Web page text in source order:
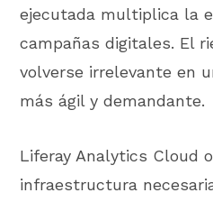
ejecutada multiplica la
campañas digitales. El
volverse irrelevante en
más ágil y demandante.
Liferay Analytics Cloud
infraestructura